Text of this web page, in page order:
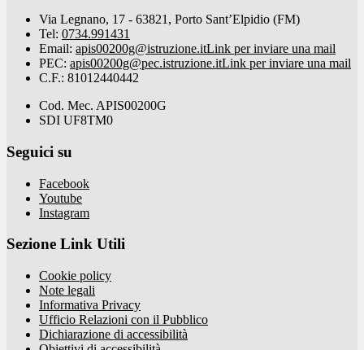
Via Legnano, 17 - 63821, Porto Sant’Elpidio (FM)
Tel: 0734.991431
Email: apis00200g@istruzione.itLink per inviare una mail
PEC: apis00200g@pec.istruzione.itLink per inviare una mail
C.F.: 81012440442
Cod. Mec. APIS00200G
SDI UF8TM0
Seguici su
Facebook
Youtube
Instagram
Sezione Link Utili
Cookie policy
Note legali
Informativa Privacy
Ufficio Relazioni con il Pubblico
Dichiarazione di accessibilità